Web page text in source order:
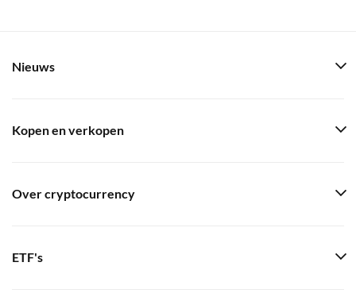
Nieuws
Kopen en verkopen
Over cryptocurrency
ETF's